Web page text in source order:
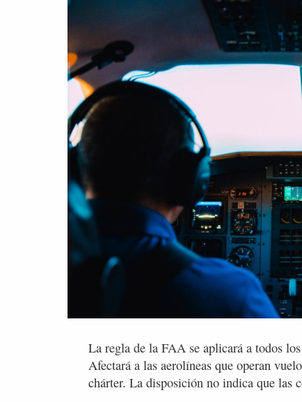
La regla de la FAA se aplicará a todos
Afectará a las aerolíneas que operan
chárter. La disposición no indica que las